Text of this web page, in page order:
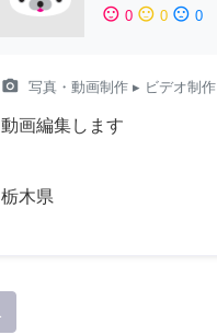
sentiment_satisfied 0 sentiment_neutral 0 sentiment_dissatisfied 0
camera_alt 写真・動画制作 ▸ ビデオ制作
動画編集します
栃木県